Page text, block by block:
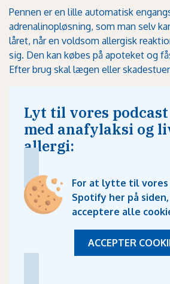
Pennen er en lille automatisk
adrenalinopløsning, som man selv
låret, når en voldsom allergisk
sig. Den kan købes på apoteket og
Efter brug skal lægen eller
Lyt til vores
med anafylaksi og
allergi:
For at lytte til vores
Spotify her på
acceptere alle
ACCEPTER